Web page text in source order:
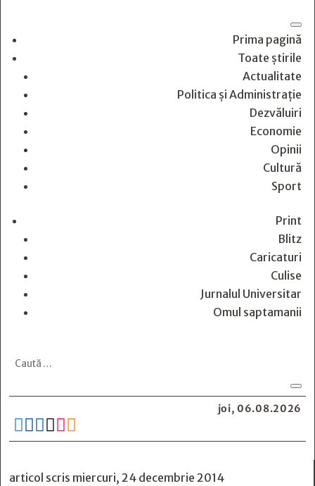
Prima pagină
Toate știrile
Actualitate
Politica și Administrație
Dezvăluiri
Economie
Opinii
Cultură
Sport
Print
Blitz
Caricaturi
Culise
Jurnalul Universitar
Omul saptamanii
joi, 06.08.2026
     
articol scris miercuri, 24 decembrie 2014